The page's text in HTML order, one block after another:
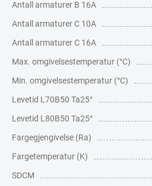
Antall armaturer B 16A
Antall armaturer C 10A
Antall armaturer C 16A
Max. omgivelsestemperatur (°C)
Min. omgivelsestemperatur (°C)
Levetid L70B50 Ta25°
Levetid L80B50 Ta25°
Fargegjengivelse (Ra)
Fargetemperatur (K)
SDCM